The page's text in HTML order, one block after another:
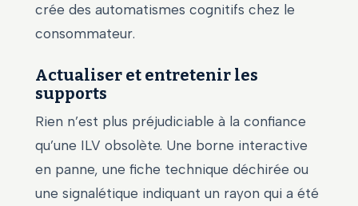
crée des automatismes cognitifs chez le
consommateur.
Actualiser et entretenir les
supports
Rien n’est plus préjudiciable à la confiance
qu’une ILV obsolète. Une borne interactive
en panne, une fiche technique déchirée ou
une signalétique indiquant un rayon qui a été